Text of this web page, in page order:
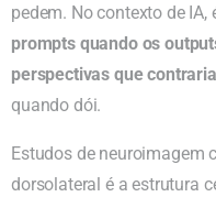
pedem. No contexto de IA,
prompts quando os
perspectivas que
quando dói.
Estudos de neuroimagem
dorsolateral é a estrutura